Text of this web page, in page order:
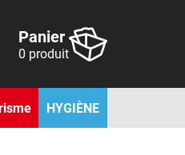
Panier
0 produit
HYGIÈNE